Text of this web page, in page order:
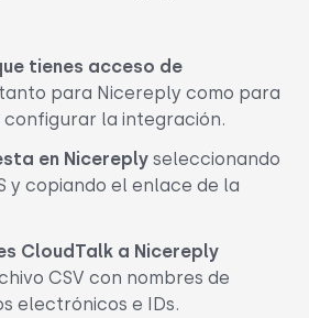
tienes acceso de
tanto para Nicereply como para
la integración.
en Nicereply seleccionando
y copiando el enlace de la
CloudTalk a Nicereply
CSV con nombres de
electrónicos e IDs.